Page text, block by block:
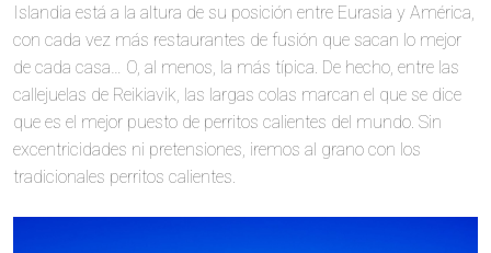
Islandia está a la altura de su posición entre Eurasia y América,
con cada vez más restaurantes de fusión que sacan lo mejor
de cada casa… O, al menos, la más típica. De hecho, entre las
callejuelas de Reikiavik, las largas colas marcan el que se dice
que es el mejor puesto de perritos calientes del mundo. Sin
excentricidades ni pretensiones, iremos al grano con los
tradicionales perritos calientes.